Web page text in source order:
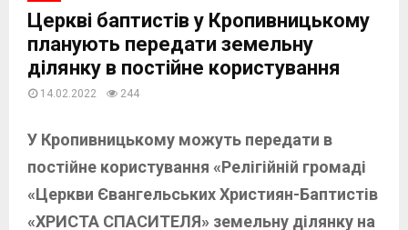
Церкві баптистів у Кропивницькому
планують передати земельну
ділянку в постійне користування
14.02.2022 244
У Кропивницькому можуть передати в
постійне користування «Релігійній громаді
«Церкви Євангельських Християн-Баптистів
«ХРИСТА СПАСИТЕЛЯ» земельну ділянку на